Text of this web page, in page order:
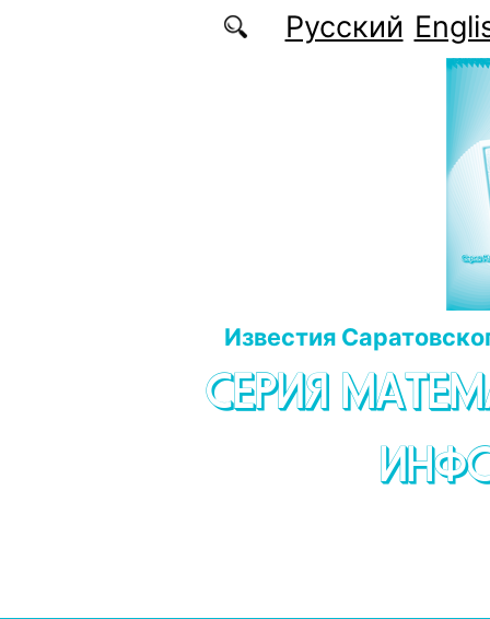
Перейти к основному содержаниюРусский
Известия
СЕРИЯ